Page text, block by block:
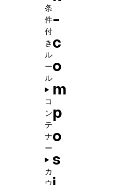
-
c
o
m
p
o
s
条
件
付
き
ル
ー
ル
コ
ン
テ
ナ
ー
カ
ウ